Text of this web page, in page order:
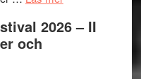
Håkan
2026 – II
och